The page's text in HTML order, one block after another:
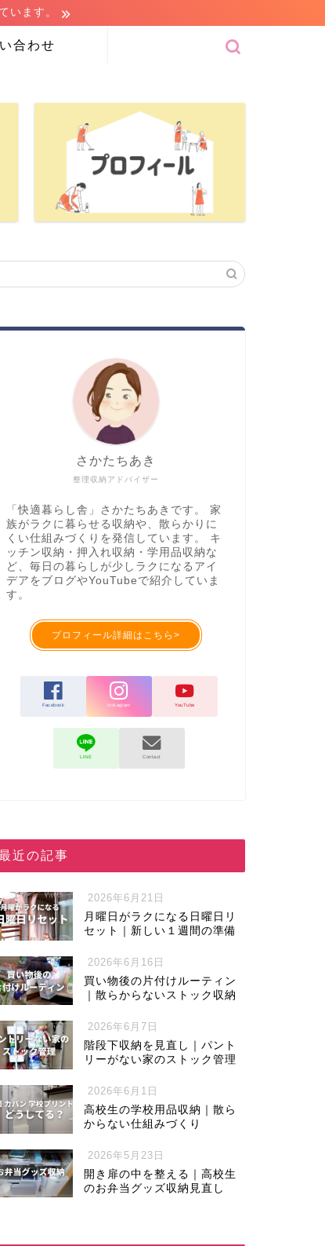
います。
合わせ
整理収納アドバイザー
さかたちあき
「快適暮らし舎」さかたちあきです。 家
族がラクに暮らせる収納や、散らかりに
くい仕組みづくりを発信しています。 キ
ッチン収納・押入れ収納・学用品収納な
ど、毎日の暮らしが少しラクになるアイ
デアをブログやYouTubeで紹介していま
す。
プロフィール詳細はこちら>
近の記事
2026年6月21日
月曜日がラクになる日曜日リ
セット｜新しい１週間の準備
2026年6月16日
買い物後の片付けルーティン
｜散らからないストック収納
2026年6月7日
階段下収納を見直し｜パント
リーがない家のストック管理
2026年6月1日
高校生の学校用品収納｜散ら
からない仕組みづくり
2026年5月23日
開き扉の中を整える｜高校生
のお弁当グッズ収納見直し